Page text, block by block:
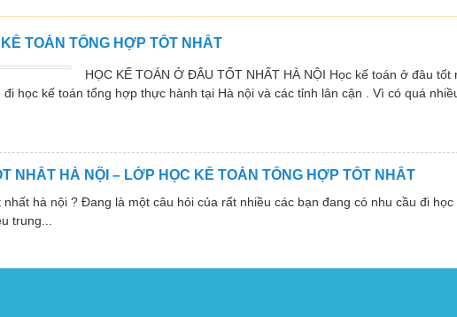
TOÁN TỔNG HỢP TỐT NHẤT
HỌC KẾ TOÁN Ở ĐÂU TỐT NHẤT HÀ NỘI Học kế toán ở đâu tốt
học kế toán tổng hợp thực hành tại Hà nội và các tỉnh lân cận . Vì có quá
NHẤT HÀ NỘI – LỚP HỌC KẾ TOÁN TỔNG HỢP TỐT NHẤT
hà nội ? Đang là một câu hỏi của rất nhiều các bạn đang có nhu cầu đi học
trung...